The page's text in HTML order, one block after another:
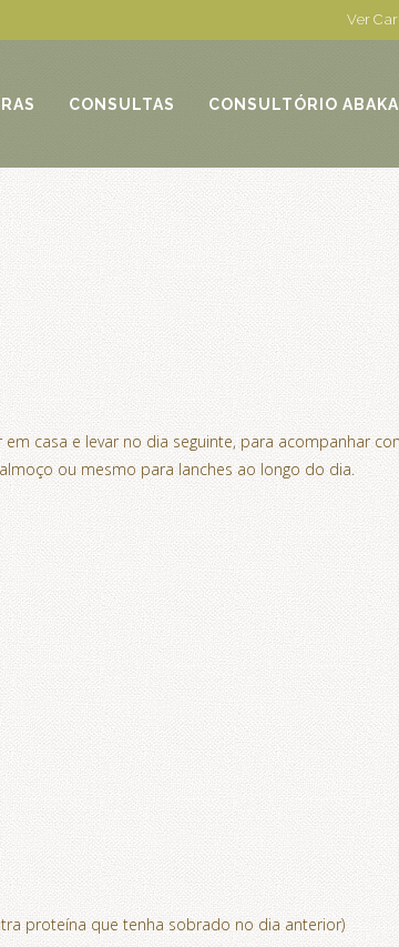
Ver
CONSULTAS CONSULTÓRIO
casa e levar no dia seguinte, para acompanhar
ou mesmo para lanches ao longo do dia.
proteína que tenha sobrado no dia anterior)